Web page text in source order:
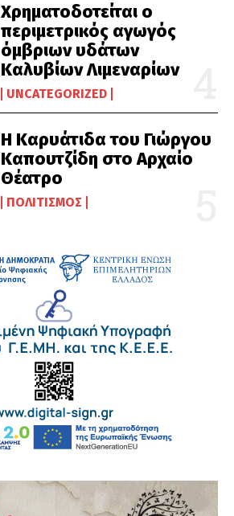
Χρηματοδοτείται ο
περιμετρικός αγωγός
όμβριων υδάτων
Καλυβίων Λιμεναρίων
UNCATEGORIZED
Η Καρυάτιδα του Γιώργου
Καπουτζίδη στο Αρχαίο
Θέατρο
ΠΟΛΙΤΙΣΜΌΣ